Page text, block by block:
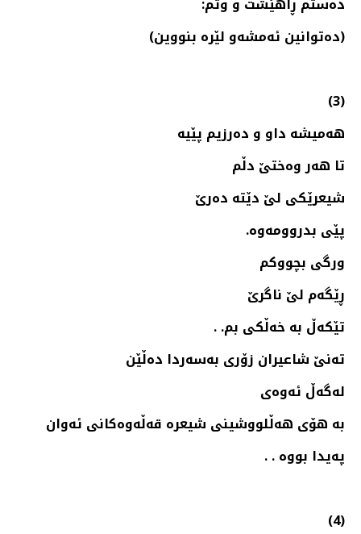
(ده‌توانین ئه‌مشه‌و لێره‌ بنووین)
(3)
هه‌میشه‌ داو و ده‌رزیم پێیه‌
تا هه‌ر وه‌ختێ دڵم
شیعرێكی لێ دێته‌ ده‌رێ
پێی بدروومه‌وه‌.
ورگی بچووكم
ڕێگه‌م لێ ناگرێ
تێكه‌ڵ به‌ خه‌ڵكی بم. .
ته‌نێ شاعیران زۆری به‌سه‌ردا ده‌ڵێن
له‌گه‌ڵ ئه‌وه‌ی
به‌ هۆی هه‌ڵلووشینی شیعره‌ قه‌ڵه‌وه‌كانی ئه‌وان
په‌یدا بووه‌ . .
(4)